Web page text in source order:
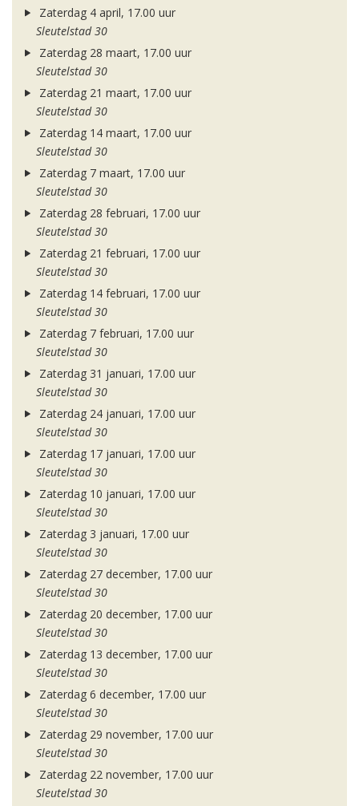
Zaterdag 4 april, 17.00 uur
Sleutelstad 30
Zaterdag 28 maart, 17.00 uur
Sleutelstad 30
Zaterdag 21 maart, 17.00 uur
Sleutelstad 30
Zaterdag 14 maart, 17.00 uur
Sleutelstad 30
Zaterdag 7 maart, 17.00 uur
Sleutelstad 30
Zaterdag 28 februari, 17.00 uur
Sleutelstad 30
Zaterdag 21 februari, 17.00 uur
Sleutelstad 30
Zaterdag 14 februari, 17.00 uur
Sleutelstad 30
Zaterdag 7 februari, 17.00 uur
Sleutelstad 30
Zaterdag 31 januari, 17.00 uur
Sleutelstad 30
Zaterdag 24 januari, 17.00 uur
Sleutelstad 30
Zaterdag 17 januari, 17.00 uur
Sleutelstad 30
Zaterdag 10 januari, 17.00 uur
Sleutelstad 30
Zaterdag 3 januari, 17.00 uur
Sleutelstad 30
Zaterdag 27 december, 17.00 uur
Sleutelstad 30
Zaterdag 20 december, 17.00 uur
Sleutelstad 30
Zaterdag 13 december, 17.00 uur
Sleutelstad 30
Zaterdag 6 december, 17.00 uur
Sleutelstad 30
Zaterdag 29 november, 17.00 uur
Sleutelstad 30
Zaterdag 22 november, 17.00 uur
Sleutelstad 30